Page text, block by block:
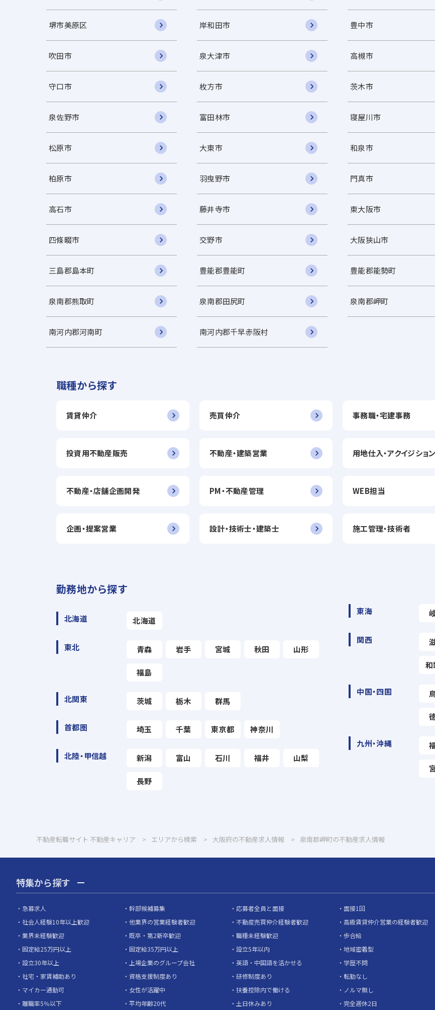
堺市美原区 岸和田市 豊中市
吹田市 泉大津市 高槻市
守口市 枚方市 茨木市
泉佐野市 富田林市 寝屋川市
松原市 大東市 和泉市
柏原市 羽曳野市 門真市
高石市 藤井寺市 東大阪市
四條畷市 交野市 大阪狭山市
三島郡島本町 豊能郡豊能町 豊能郡能勢町
泉南郡熊取町 泉南郡田尻町 泉南郡岬町
南河内郡河南町 南河内郡千早赤阪村
職種から探す
賃貸仲介 売買仲介 事務職・宅建事務
投資用不動産販売 不動産・建築営業 用地仕入・アクイジション
不動産・店舗企画開発 PM・不動産管理 WEB担当
企画・提案営業 設計・技術士・建築士 施工管理・技術者
勤務地から探す
北海道 北海道
東北 青森 岩手 宮城 秋田 山形
福島
北関東 茨城 栃木 群馬
首都圏 埼玉 千葉 東京都 神奈川
北陸・甲信越 新潟 富山 石川 福井 山梨
長野
東海
関西
和
中国・四国
九州・沖縄
不動産転職サイト 不動産キャリア エリアから検索 大阪府の不動産求人情報 泉南郡岬町の不動産求人情報
特集から探す
急募求人 幹部候補募集 応募者全員と面接 面接1回
社会人経験10年以上歓迎
他業界の営業経験者歓迎 不動産売買仲介経験者歓迎 高級賃貸仲介営業の経験者歓迎
業界未経験歓迎
既卒・第2新卒歓迎 職種未経験歓迎 歩合給
固定給25万円以上
固定給35万円以上 設立5年以内 地域密着型
設立30年以上
上場企業のグループ会社 英語・中国語を活かせる 学歴不問
社宅・家賃補助あり
資格支援制度あり 研修制度あり 転勤なし
マイカー通勤可
女性が活躍中 扶養控除内で働ける ノルマ無し
離職率5％以下
平均年齢20代 土日休みあり 完全週休2日